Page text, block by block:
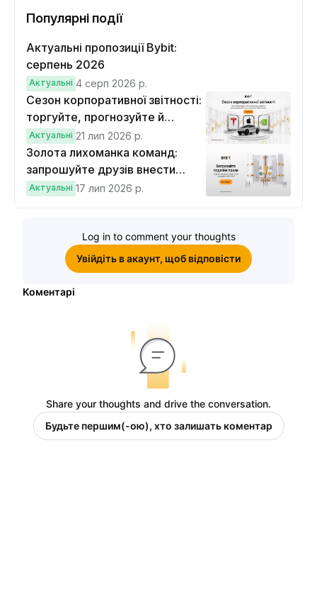
Популярні події
Актуальні пропозиції Bybit:
серпень 2026
Актуальні 4 серп 2026 р.
Сезон корпоративної звітності:
торгуйте, прогнозуйте й
вигравайте Cybertruck
Актуальні 21 лип 2026 р.
Золота лихоманка команд:
запрошуйте друзів внести
депозит на $100 і торгувати на
Актуальні 17 лип 2026 р.
Log in to comment your thoughts
Увійдіть в акаунт, щоб відповісти
Коментарі
Share your thoughts and drive the conversation.
Будьте першим(-ою), хто залишать коментар